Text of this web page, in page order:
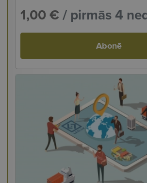
1,00 €/ pirmās 4
Abonē